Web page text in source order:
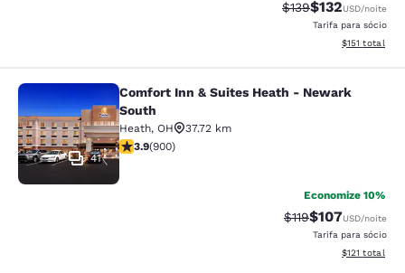
Tarifa anterior
$139Tarifa com
$132USD/noite
Tarifa para sócio
Exibir
$151 total
Comfort Inn & Suites Heath -
41
Comfort Inn & Suites Heath - Newark
South
Heath, OH
37.72 km
classificação 3.92 estrelas. Bom. 900 avaliações
3.9(900)
Economize 10%
Tarifa anterior
$119Tarifa com
$107USD/noite
Tarifa para sócio
Exibir
$121 total